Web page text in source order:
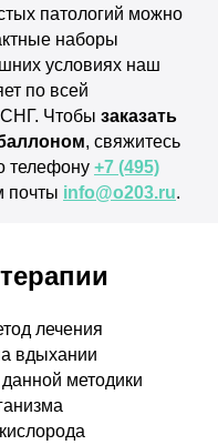
патологий можно
наборы
условиях наш
по всей
Чтобы заказать
, свяжитесь
телефону +7 (495)
почты info@o203.ru.
лечения
вдыхании
методики